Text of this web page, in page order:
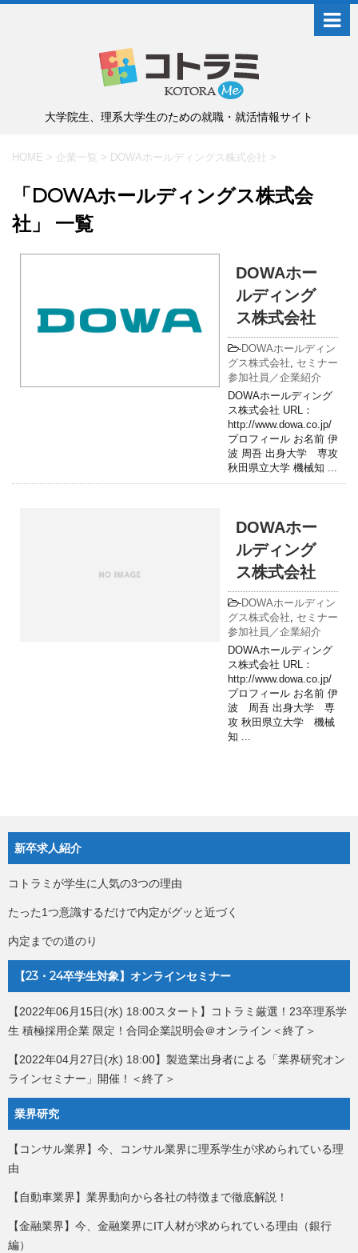
大学院生、理系大学生のための就職・就活情報サイト
HOME > 企業一覧 > DOWAホールディングス株式会社 >
「DOWAホールディングス株式会
社」 一覧
DOWAホー
ルディング
ス株式会社
-DOWAホールディン
グス株式会社, セミナー
参加社員／企業紹介
DOWAホールディング
ス株式会社 URL：
http://www.dowa.co.jp/
プロフィール お名前 伊
波 周吾 出身大学 専攻
秋田県立大学 機械知 ...
DOWAホー
ルディング
ス株式会社
-DOWAホールディン
グス株式会社, セミナー
参加社員／企業紹介
DOWAホールディング
ス株式会社 URL：
http://www.dowa.co.jp/
プロフィール お名前 伊
波 周吾 出身大学 専
攻 秋田県立大学 機械
知 ...
新卒求人紹介
コトラミが学生に人気の3つの理由
たった1つ意識するだけで内定がグッと近づく
内定までの道のり
【23・24卒学生対象】オンラインセミナー
【2022年06月15日(水) 18:00スタート】コトラミ厳選！23卒理系学
生 積極採用企業 限定！合同企業説明会＠オンライン＜終了＞
【2022年04月27日(水) 18:00】製造業出身者による「業界研究オン
ラインセミナー」開催！＜終了＞
業界研究
【コンサル業界】今、コンサル業界に理系学生が求められている理
由
【自動車業界】業界動向から各社の特徴まで徹底解説！
【金融業界】今、金融業界にIT人材が求められている理由（銀行
編）